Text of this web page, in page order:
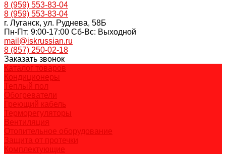
8 (959) 553-83-04
8 (959) 553-83-04
г. Луганск, ул. Руднева, 58Б
Пн-Пт: 9:00-17:00 Cб-Вс: Выходной
mail@iskrussian.ru
8 (857) 250-02-18
Заказать звонок
Каталог товаров
Кондиционеры
Теплый пол
Обогреватели
Греющий кабель
Терморегуляторы
Вентиляция
Отопительное оборудование
Защита от протечки
Комплектующие